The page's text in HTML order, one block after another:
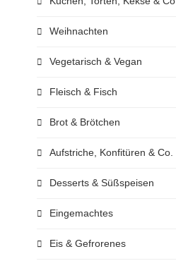
Weihnachten
Vegetarisch & Vegan
Fleisch & Fisch
Brot & Brötchen
Aufstriche, Konfitüren & Co.
Desserts & Süßspeisen
Eingemachtes
Eis & Gefrorenes